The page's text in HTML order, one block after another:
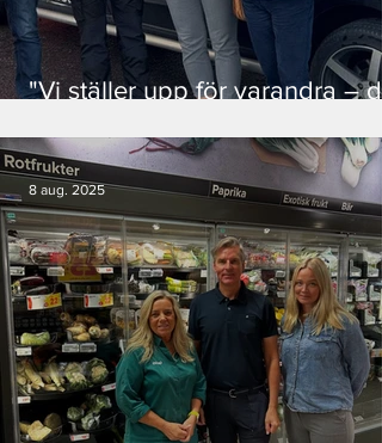
"Vi ställer upp för varandra –
8 aug. 2025